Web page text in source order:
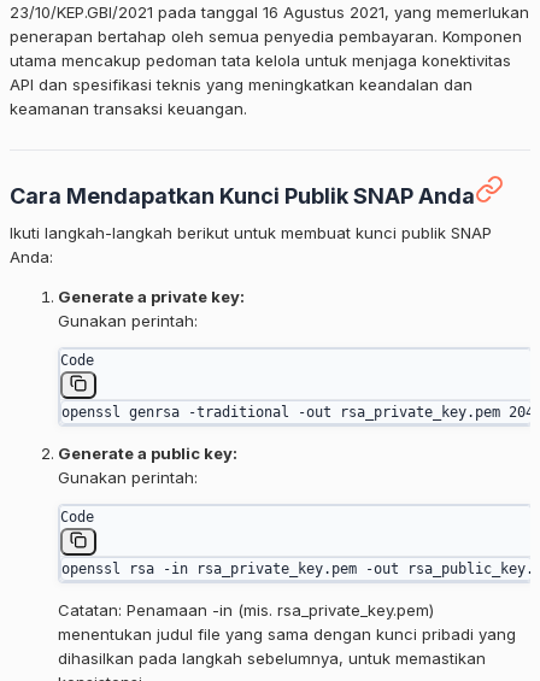
23/10/KEP.GBI/2021 pada tanggal 16 Agustus 2021, yang memerlukan
penerapan bertahap oleh semua penyedia pembayaran. Komponen
utama mencakup pedoman tata kelola untuk menjaga konektivitas
API dan spesifikasi teknis yang meningkatkan keandalan dan
keamanan transaksi keuangan.
Cara Mendapatkan Kunci Publik SNAP Anda
Ikuti langkah-langkah berikut untuk membuat kunci publik SNAP
Anda:
Generate a private key:
Gunakan perintah:
Code
openssl genrsa -traditional -out rsa_private_key.pem
Generate a public key:
Gunakan perintah:
Code
openssl rsa -in rsa_private_key.pem -out
Catatan: Penamaan -in (mis. rsa_private_key.pem)
menentukan judul file yang sama dengan kunci pribadi yang
dihasilkan pada langkah sebelumnya, untuk memastikan